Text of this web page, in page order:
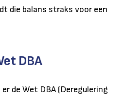
die balans straks voor een
DBA
de Wet DBA (Deregulering